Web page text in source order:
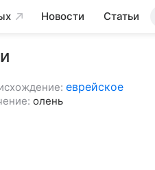
Новости Статьи
еврейское
олень